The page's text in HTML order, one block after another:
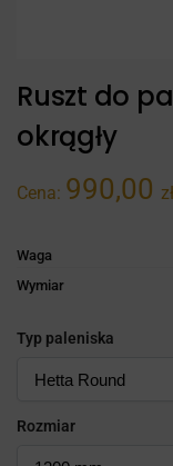
Ruszt do
okrągły
Cena: 990,00 zł
Waga
Wymiar
Typ paleniska
Rozmiar